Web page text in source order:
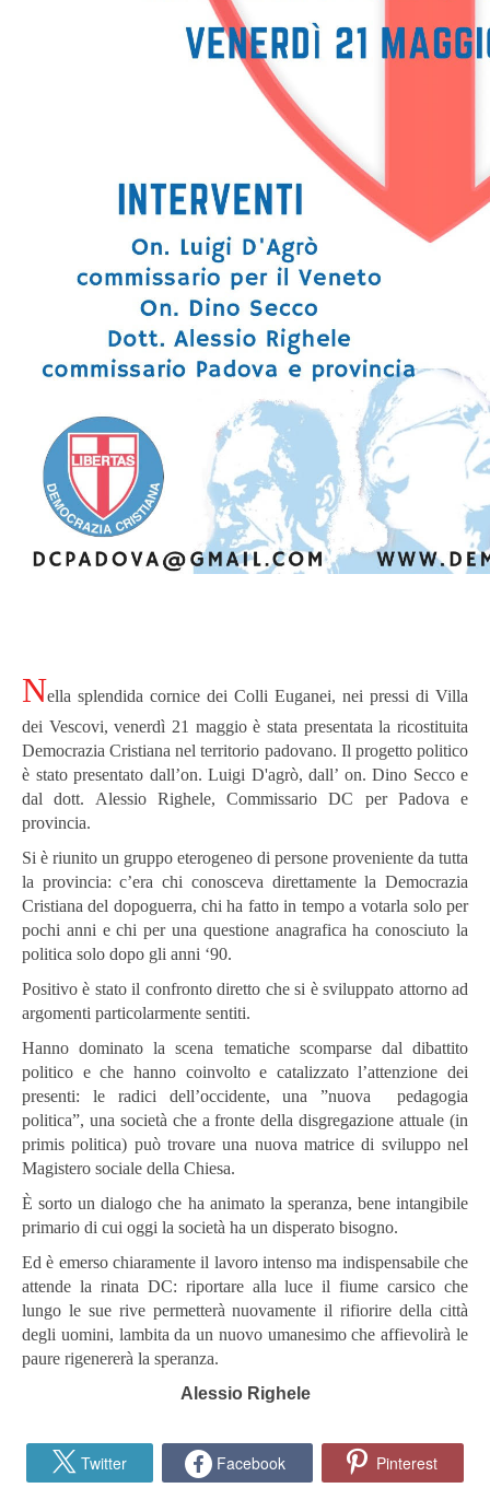
Nella splendida cornice dei Colli Euganei, nei pressi di Villa
dei Vescovi, venerdì 21 maggio è stata presentata la ricostituita
Democrazia Cristiana nel territorio padovano. Il progetto politico
è stato presentato dall’on. Luigi D'agrò, dall’ on. Dino Secco e
dal dott. Alessio Righele, Commissario DC per Padova e
provincia.
Si è riunito un gruppo eterogeneo di persone proveniente da tutta
la provincia: c’era chi conosceva direttamente la Democrazia
Cristiana del dopoguerra, chi ha fatto in tempo a votarla solo per
pochi anni e chi per una questione anagrafica ha conosciuto la
politica solo dopo gli anni ‘90.
Positivo è stato il confronto diretto che si è sviluppato attorno ad
argomenti particolarmente sentiti.
Hanno dominato la scena tematiche scomparse dal dibattito
politico e che hanno coinvolto e catalizzato l’attenzione dei
presenti: le radici dell’occidente, una ”nuova pedagogia
politica”, una società che a fronte della disgregazione attuale (in
primis politica) può trovare una nuova matrice di sviluppo nel
Magistero sociale della Chiesa.
È sorto un dialogo che ha animato la speranza, bene intangibile
primario di cui oggi la società ha un disperato bisogno.
Ed è emerso chiaramente il lavoro intenso ma indispensabile che
attende la rinata DC: riportare alla luce il fiume carsico che
lungo le sue rive permetterà nuovamente il rifiorire della città
degli uomini, lambita da un nuovo umanesimo che affievolirà le
paure rigenererà la speranza.
Alessio Righele
Twitter Facebook Pinterest